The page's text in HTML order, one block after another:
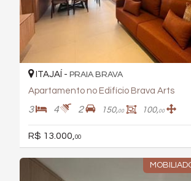
ITAJAÍ - PRAIA BRAVA
Apartamento no Edifício Brava Arts
3 4 2 150,00 100,00
R$ 13.000,00